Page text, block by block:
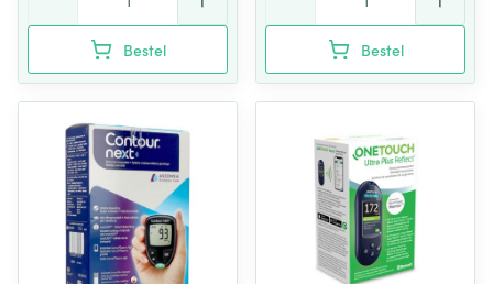
Bestel Bestel